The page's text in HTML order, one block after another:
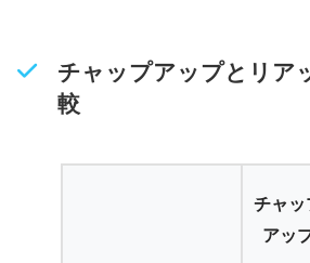
チャップアップとリア
較
チャッ
アッ